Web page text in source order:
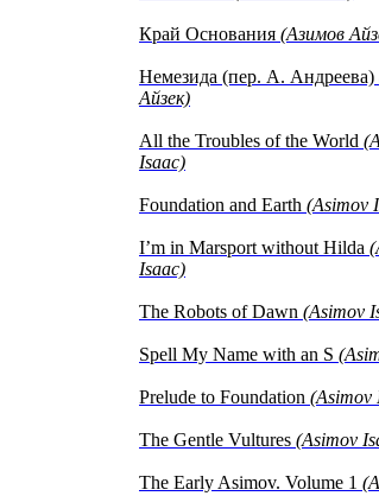
Край Основания (Азимов
Немезида (пер. А. Андреева)
Айзек)
All the Troubles of the World
Isaac)
Foundation and Earth (Asimov
I’m in Marsport without Hilda
Isaac)
The Robots of Dawn (Asimov
Spell My Name with an S
Prelude to Foundation (Asimov
The Gentle Vultures (Asimov
The Early Asimov. Volume 1